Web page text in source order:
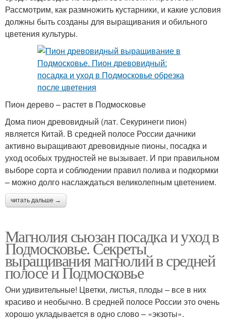
Рассмотрим, как размножить кустарники, и какие условия
должны быть созданы для выращивания и обильного
цветения культуры.
Пион дерево – растет в Подмосковье
Дома пион древовидный (лат. Секуринеги пион)
является Китай. В средней полосе России дачники
активно выращивают древовидные пионы, посадка и
уход особых трудностей не вызывает. И при правильном
выборе сорта и соблюдении правил полива и подкормки
– можно долго наслаждаться великолепным цветением.
читать дальше →
Магнолия сьюзан посадка и уход в
Подмосковье. Секреты
выращивания магнолий в средней
полосе и Подмосковье
Они удивительные! Цветки, листья, плоды – все в них
красиво и необычно. В средней полосе России это очень
хорошо укладывается в одно слово – «экзоты».